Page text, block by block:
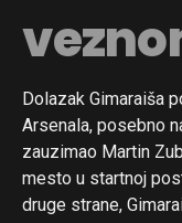
Dolazak Gimaraiša
Arsenala, posebno
zauzimao Martin
mesto u startnoj
druge strane,